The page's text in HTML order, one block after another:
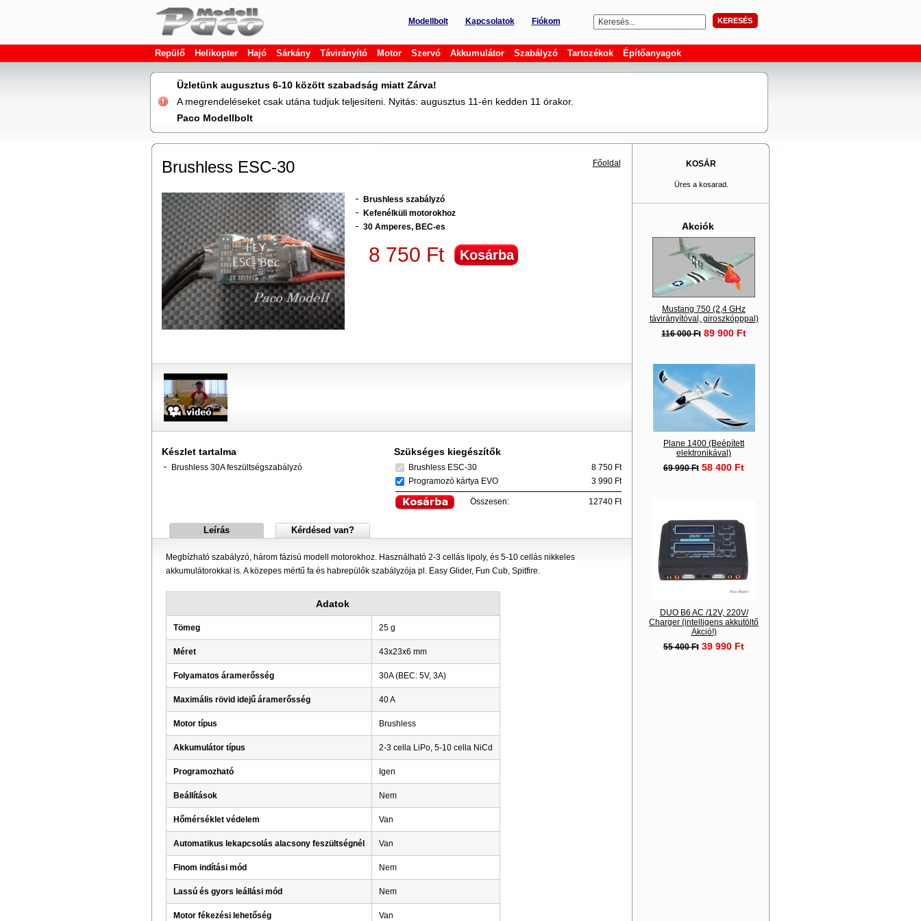
Modellbolt Kapcsolatok Fiókom KERESÉS
Repülő Helikopter Hajó Sárkány Távirányító Motor Szervó Akkumulátor Szabályzó Tartozékok Építőanyagok
Üzletünk augusztus 6-10 között szabadság miatt Zárva!
A megrendeléseket csak utána tudjuk teljesíteni. Nyitás: augusztus 11-én kedden 11 órakor.
Paco Modellbolt
Főoldal
Brushless ESC-30
Brushless szabályzó
Kefenélküli motorokhoz
30 Amperes, BEC-es
8 750 Ft Kosárba
Szükséges kiegészítők
Brushless ESC-30
8 750 Ft
Programozó kártya EVO
3 990 Ft
Összesen: 12740Ft
Készlet tartalma
Brushless 30A feszültségszabályzó
Leírás Kérdésed van?
Megbízható szabályzó, három fázisú modell motorokhoz. Használható 2-3 cellás lipoly, és 5-10 cellás nikkeles
akkumulátorokkal is. A közepes mértű fa és habrepülők szabályzója pl. Easy Glider, Fun Cub, Spitfire.
Adatok
Tömeg 25 g
Méret 43x23x6 mm
Folyamatos áramerősség 30A (BEC: 5V, 3A)
Maximális rövid idejű áramerősség 40 A
Motor típus Brushless
Akkumulátor típus 2-3 cella LiPo, 5-10 cella NiCd
Programozható Igen
Beállítások Nem
Hőmérséklet védelem Van
Automatikus lekapcsolás alacsony feszültségnél Van
Finom indítási mód Nem
Lassú és gyors leállási mód Nem
Motor fékezési lehetőség Van
KOSÁR
Üres a kosarad.
Akciók
Mustang 750 (2,4 GHz
távirányítóval, giroszkópppal)
116 000 Ft 89 900 Ft
Plane 1400 (Beépített
elektronikával)
69 990 Ft 58 400 Ft
DUO B6 AC /12V, 220V/
Charger (intelligens akkutöltő
Akció!)
55 400 Ft 39 990 Ft